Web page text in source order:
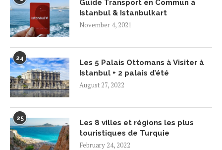
Guide Transport en Commun à
Istanbul & Istanbulkart
November 4, 2021
24
Les 5 Palais Ottomans à Visiter à
Istanbul + 2 palais d’été
August 27, 2022
25
Les 8 villes et régions les plus
touristiques de Turquie
February 24, 2022